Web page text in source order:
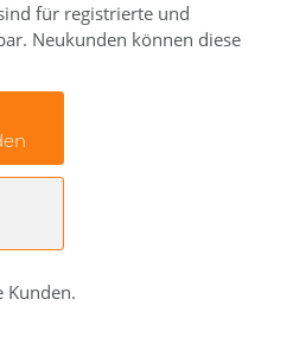
für registrierte und
Neukunden können diese
Kunden.